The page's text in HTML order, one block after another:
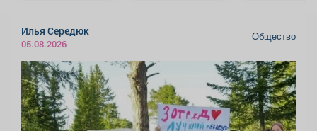
Илья Середюк
05.08.2026
Общество